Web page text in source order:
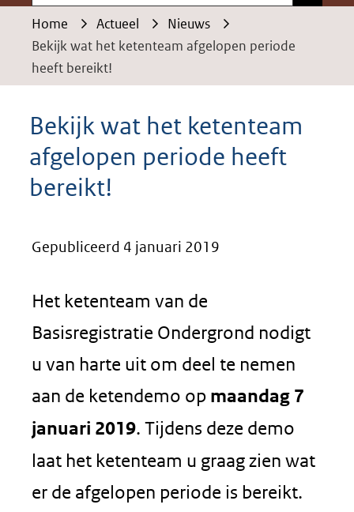
Home Actueel
Nieuws
Bekijk wat het ketenteam afgelopen periode
heeft bereikt!
Bekijk wat het ketenteam
afgelopen periode heeft
bereikt!
Gepubliceerd 4 januari 2019
Het ketenteam van de
Basisregistratie Ondergrond nodigt
u van harte uit om deel te nemen
aan de ketendemo op maandag 7
januari 2019. Tijdens deze demo
laat het ketenteam u graag zien wat
er de afgelopen periode is bereikt.